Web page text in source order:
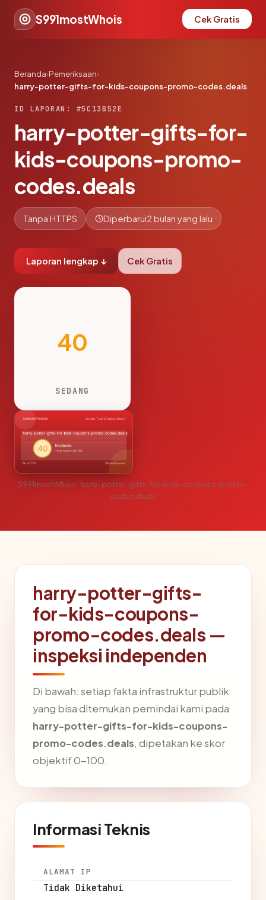
S991mostWhois Cek Gratis
Beranda›Pemeriksaan›
harry-potter-gifts-for-kids-coupons-promo-codes.deals
ID LAPORAN: #5C13B52E
harry-potter-gifts-for-
kids-coupons-promo-
codes.deals
Tanpa HTTPS Diperbarui2 bulan yang lalu
Laporan lengkap ↓ Cek Gratis
40
SEDANG
S991mostWhois · harry-potter-gifts-for-kids-coupons-promo-
codes.deals
harry-potter-gifts-
for-kids-coupons-
promo-codes.deals —
inspeksi independen
Di bawah: setiap fakta infrastruktur publik
yang bisa ditemukan pemindai kami pada
harry-potter-gifts-for-kids-coupons-
promo-codes.deals, dipetakan ke skor
objektif 0-100.
Informasi Teknis
ALAMAT IP
Tidak Diketahui